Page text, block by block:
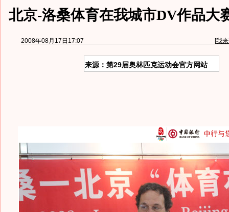
北京-洛桑体育在我城市DV作品大
2008年08月17日17:07 [我
来源：第29届奥林匹克运动会官方网站